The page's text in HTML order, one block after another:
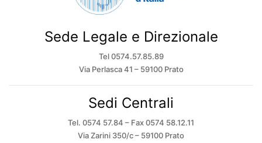
Sede Legale e Direzionale
Tel 0574.57.85.89
Via Perlasca 41 – 59100 Prato
Sedi Centrali
Tel. 0574 57.84 – Fax 0574 58.12.11
Via Zarini 350/c – 59100 Prato